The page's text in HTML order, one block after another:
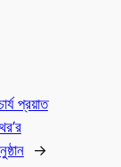
প্রয়াত
→